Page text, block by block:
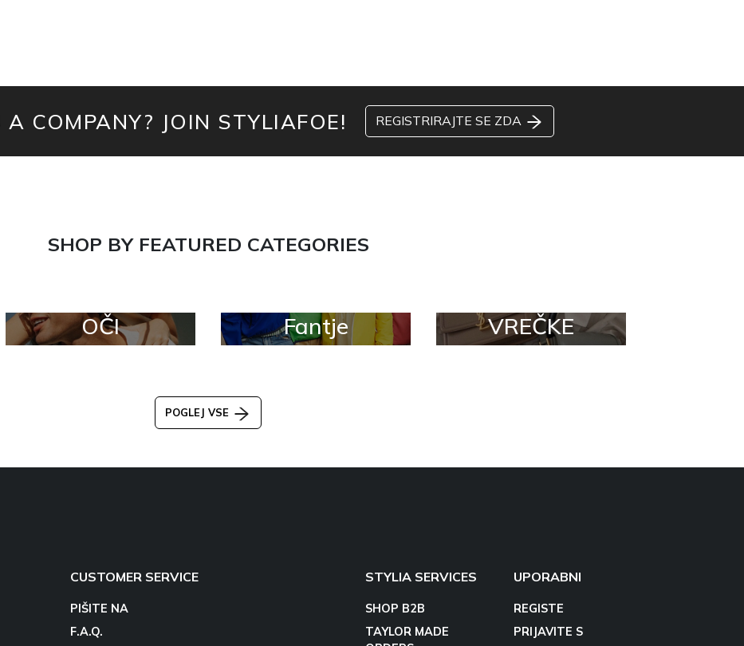
A COMPANY? JOIN STYLIAFOE! REGISTRIRAJTE SE ZDA
SHOP BY FEATURED CATEGORIES
OČI Fantje VREČKE
POGLEJ VSE
CUSTOMER SERVICE
PIŠITE NA
F.A.Q.
STYLIA SERVICES
SHOP B2B
TAYLOR MADE
UPORABNI
REGISTE
PRIJAVITE S